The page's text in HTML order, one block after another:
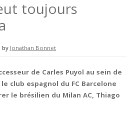
toujours
byJonathan Bonnet
de Carles Puyol au sein de
club espagnol du FC Barcelone
le brésilien du Milan AC, Thiago